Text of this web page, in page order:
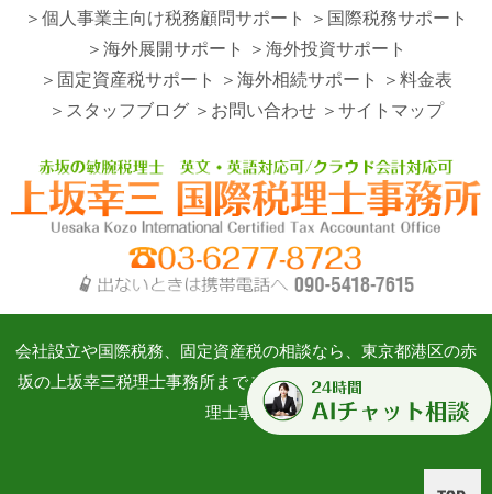
＞個人事業主向け税務顧問サポート
＞国際税務サポート
＞海外展開サポート
＞海外投資サポート
＞固定資産税サポート
＞海外相続サポート
＞料金表
＞スタッフブログ ＞お問い合わせ ＞サイトマップ
会社設立や国際税務、固定資産税の相談なら、東京都港区の赤
坂の上坂幸三税理士事務所までご相談ください。©上坂幸三税
理士事務所